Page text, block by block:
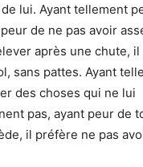
lui. Ayant tellement
de ne pas avoir
après une chute,
sans pattes. Ayant
des choses qui ne lui
pas, ayant peur de
il préfère ne pas